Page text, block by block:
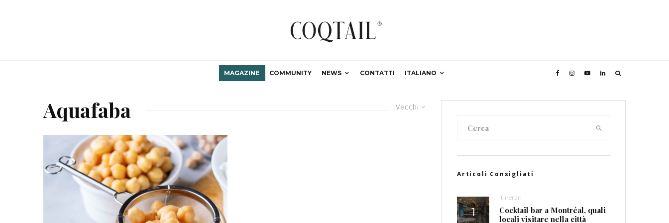
MAGAZINE COMMUNITY NEWS CONTATTI ITALIANO
Vecchi
Aquafaba
Articoli Consigliati
Itinerari
Cocktail bar a Montréal, quali
locali visitare nella città